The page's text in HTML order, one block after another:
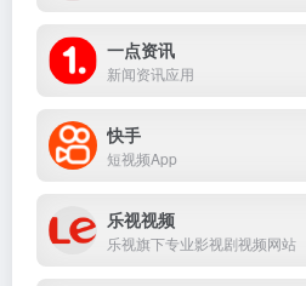
一点资讯
新闻资讯应用
快手
短视频App
乐视视频
乐视旗下专业影视剧视频网站